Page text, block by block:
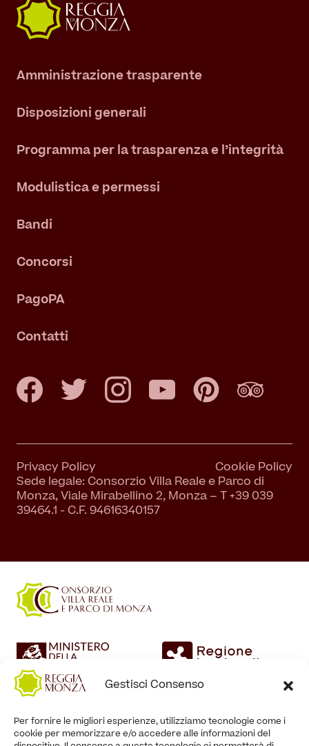
Gestisci Consenso
Per fornire le migliori esperienze, utilizziamo tecnologie come i
cookie per memorizzare e/o accedere alle informazioni del
Amministrazione trasparente
Disposizioni generali
Programma per la trasparenza e l’integrità
Modulistica e permessi
Bandi
Concorsi
PagoPA
Contatti
Privacy Policy
Cookie Policy
Sede legale: Consorzio Villa Reale e Parco di
Monza, Viale Mirabellino 2, Monza – T +39 039
39464.1 - C.F. 94616340157